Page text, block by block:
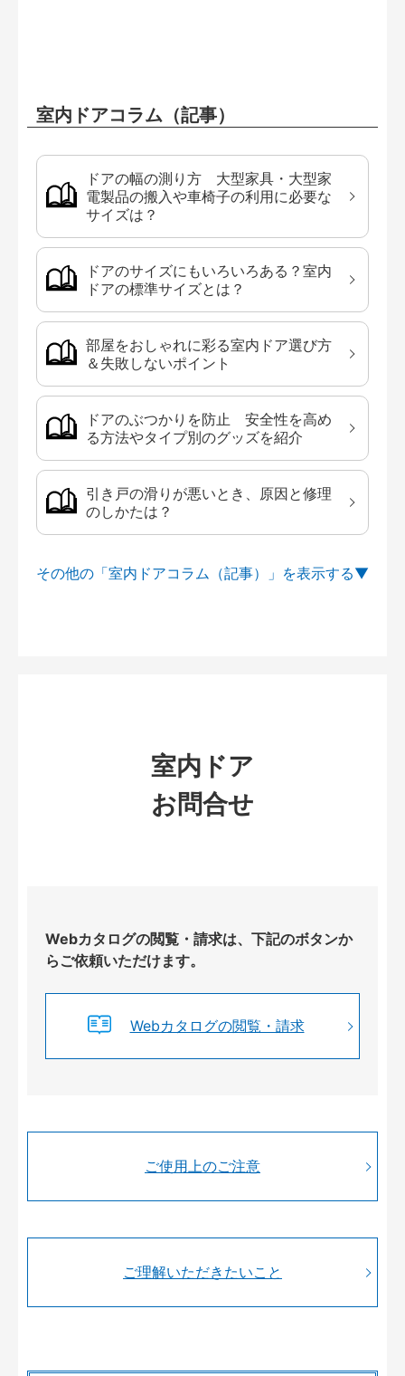
室内ドアコラム（記事）
ドアの幅の測り方 大型家具・大型家
電製品の搬入や車椅子の利用に必要な
サイズは？
ドアのサイズにもいろいろある？室内
ドアの標準サイズとは？
部屋をおしゃれに彩る室内ドア選び方
＆失敗しないポイント
ドアのぶつかりを防止 安全性を高め
る方法やタイプ別のグッズを紹介
引き戸の滑りが悪いとき、原因と修理
のしかたは？
その他の「室内ドアコラム（記事）」を
室内ドア
お問合せ
Webカタログの閲覧・請求は、下記のボタンか
らご依頼いただけます。
Webカタログの閲覧・請求
ご使用上のご注意
ご理解いただきたいこと